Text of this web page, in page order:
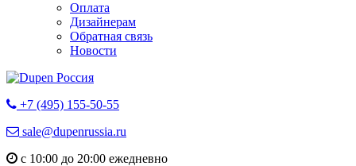
Оплата
Дизайнерам
Обратная связь
Новости
+7 (495) 155-50-55
sale@dupenrussia.ru
с 10:00 до 20:00 ежедневно